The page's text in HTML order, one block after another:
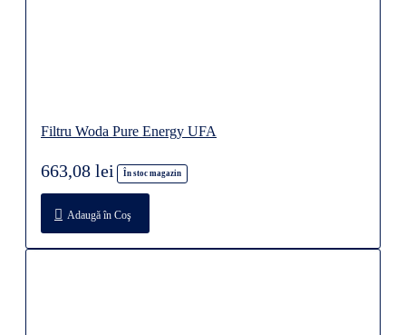
Filtru Woda Pure Energy UFA
În stoc magazin
663,08 lei
Adaugă în Coş